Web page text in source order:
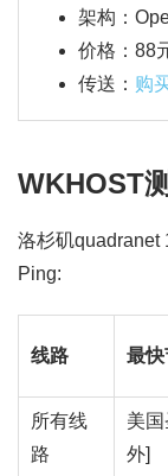
架构：
价格：88
传送： 购
WKHOST
洛杉矶quadranet
Ping:
线路 最快
所有线
路
美
外]